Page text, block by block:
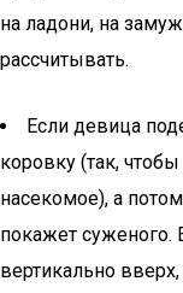
на ладони, на
рассчитывать.
Если девица
коровку (так,
насекомое), а
покажет суженого.
вертикально